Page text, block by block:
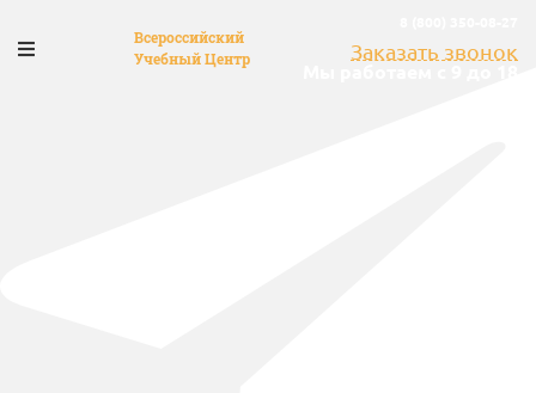
Всероссийский
Учебный Центр
Заказать звонок